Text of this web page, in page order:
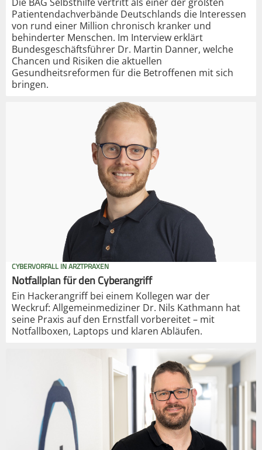
Patientendachverbände Deutschlands die Interessen
von rund einer Million chronisch kranker und
behinderter Menschen. Im Interview erklärt
Bundesgeschäftsführer Dr. Martin Danner, welche
Chancen und Risiken die aktuellen
Gesundheitsreformen für die Betroffenen mit sich
bringen.
CYBERVORFALL IN ARZTPRAXEN
Notfallplan für den Cyberangriff
Ein Hackerangriff bei einem Kollegen war der
Weckruf: Allgemeinmediziner Dr. Nils Kathmann hat
seine Praxis auf den Ernstfall vorbereitet – mit
Notfallboxen, Laptops und klaren Abläufen.